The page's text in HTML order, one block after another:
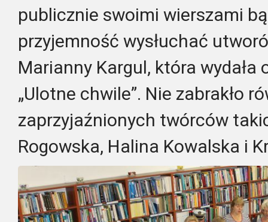
publicznie swoimi wierszami
przyjemność wysłuchać
Marianny Kargul, która
„Ulotne chwile”. Nie zabrakło
zaprzyjaźnionych twórców
Rogowska, Halina Kowalska i